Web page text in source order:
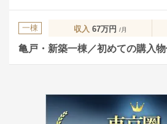
一棟 収入 67万円 /月
亀戸・新築一棟／初めての購入